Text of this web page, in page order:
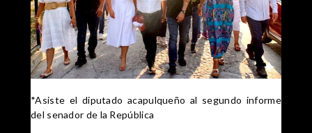
*Asiste el diputado acapulqueño al segundo informe
del senador de la República